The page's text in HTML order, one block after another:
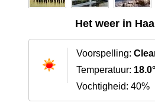
Het weer in
Voorspelling:
Temperatuur: 18.0°
Vochtigheid: 40%